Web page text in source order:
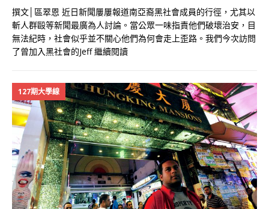
撰文│區翠恩 近日新聞屢屢報道南亞裔黑社會成員的行徑，尤其以
斬人群毆等新聞最廣為人討論。當公眾一味指責他們破壞治安，目
無法紀時，社會似乎並不關心他們為何會走上歪路。我們今次訪問
了曾加入黑社會的Jeff繼續閱讀
127期大學線